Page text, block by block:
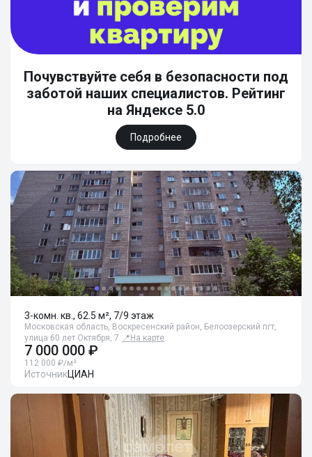
Почувствуйте себя в безопасности под
заботой наших специалистов. Рейтинг
на Яндексе 5.0
Подробнее
3-комн. кв., 62.5 м², 7/9 этаж
Московская область, Воскресенский район, Белоозерский пгт,
улица 60 лет Октября, 7 📍 На карте
7 000 000 ₽
112 000 ₽/м²
ИсточникЦИАН